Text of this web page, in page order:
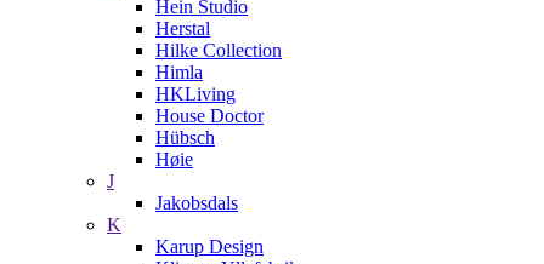
Hein Studio
Herstal
Hilke Collection
Himla
HKLiving
House Doctor
Hübsch
Høie
J
Jakobsdals
K
Karup Design